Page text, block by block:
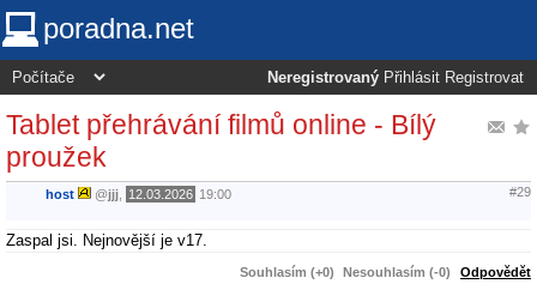
poradna.net
Neregistrovaný Přihlásit Registrovat
Tablet přehrávání filmů online - Bílý
proužek
host @jjj 12.03.2026 19:00 #29
Zaspal jsi. Nejnovější je v17.
Souhlasím (+0) Nesouhlasím (-0) Odpovědět